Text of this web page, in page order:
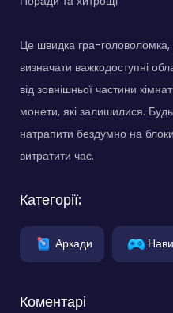
Це швидка гра-головоломка,
визначати важкодоступні
від зовнішньої частини
монети, які залишилися.
натрапити бездумно на
витратити час.
Категорії:
Аркади
Коментарі